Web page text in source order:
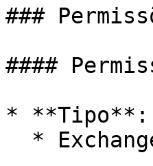
###
####
* **Tipo**: